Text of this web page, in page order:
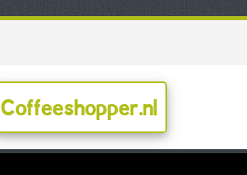
Coffeeshopper.nl